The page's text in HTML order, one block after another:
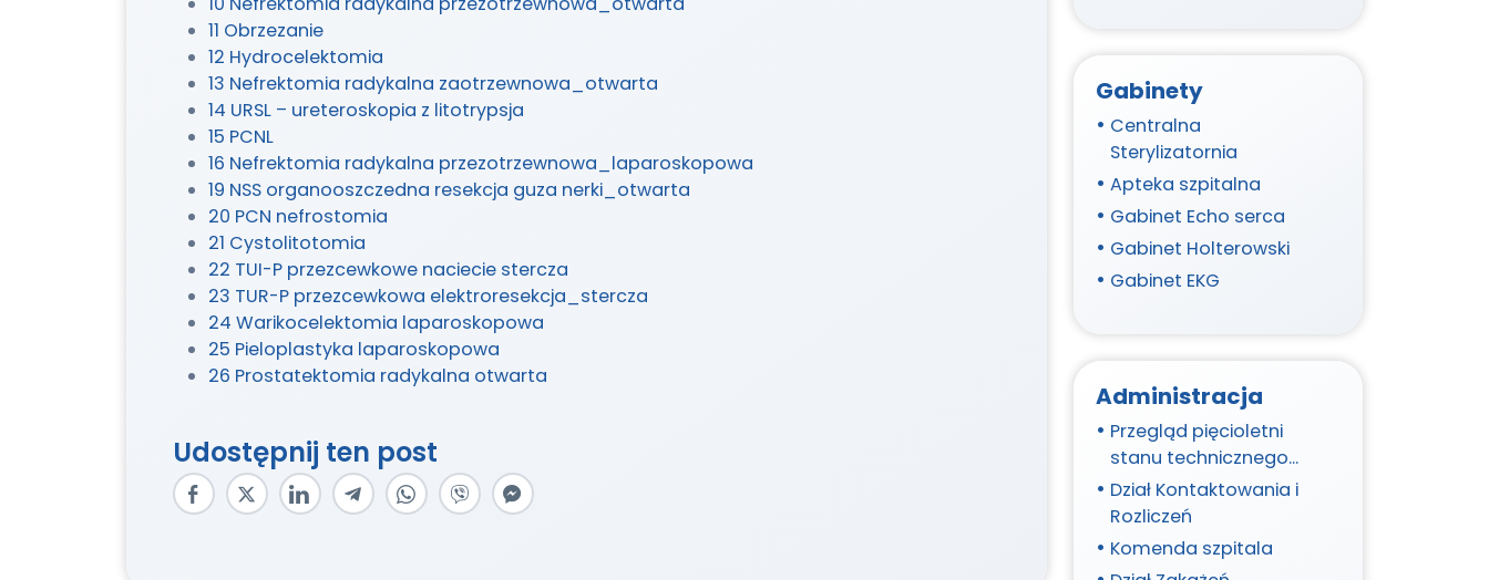
11 Obrzezanie
12 Hydrocelektomia
13 Nefrektomia radykalna zaotrzewnowa_otwarta
14 URSL – ureteroskopia z litotrypsja
15 PCNL
16 Nefrektomia radykalna przezotrzewnowa_laparoskopowa
19 NSS organooszczedna resekcja guza nerki_otwarta
20 PCN nefrostomia
21 Cystolitotomia
22 TUI-P przezcewkowe naciecie stercza
23 TUR-P przezcewkowa elektroresekcja_stercza
24 Warikocelektomia laparoskopowa
25 Pieloplastyka laparoskopowa
26 Prostatektomia radykalna otwarta
Udostępnij ten post
Gabinety
Centralna
Sterylizatornia
Apteka szpitalna
Gabinet Echo serca
Gabinet Holterowski
Gabinet EKG
Administracja
Przegląd pięcioletni
stanu technicznego
budynków/budowli i
jego otoczenia oraz
instalacji elektrycznej i
piorunochronowej
Dział Kontaktowania i
Rozliczeń
Komenda szpitala